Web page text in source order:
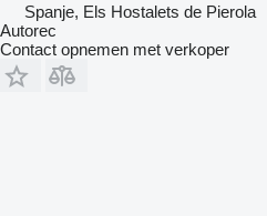
Spanje, Els Hostalets de Pierola
Autorec
Contact opnemen met verkoper